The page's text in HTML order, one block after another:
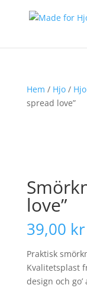
Hem / Hjo/
spread love”
love”
39,00 kr
Praktisk
Kvalitetsplast
design och